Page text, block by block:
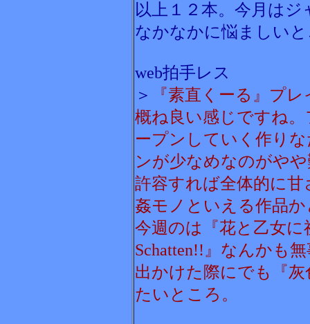
以上１２本。今月は
なかなかに悩ましい
web拍手レス
＞
『素直くーる』プ
概ね良い感じですね
ープンしていく作り
ンが少なめなのがや
許容すれば全体的に
姦モノといえる作品
今週のは『花と乙女に
Schatten!!』なんかも
出かけた際にでも『
たいところ。